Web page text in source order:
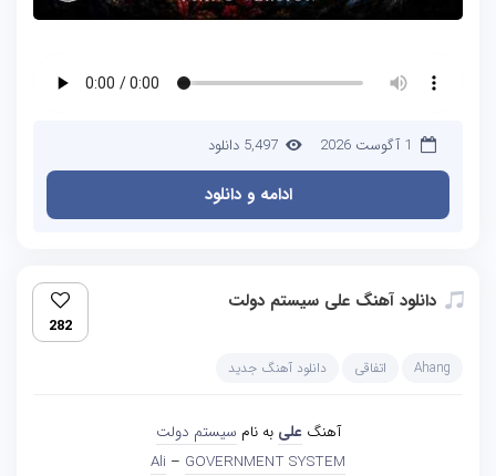
1 آگوست 2026 5,497 دانلود
ادامه و دانلود
دانلود آهنگ علی سیستم‌ دولت
282
Ahang اتفاقی دانلود آهنگ جدید
آهنگعلی به نام سیستم‌ دولت
Ali – GOVERNMENT SYSTEM